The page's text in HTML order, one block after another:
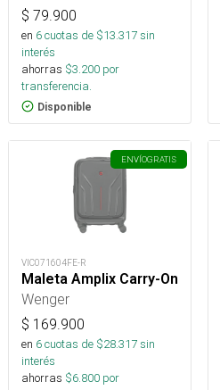
$ 79.900
en 6cuotas de $13.317sin
interés
ahorras $3.200 por
transferencia.
Disponible
ENVÍOGRATIS
VIC071604FE-R
Maleta Amplix Carry-On
Wenger
$ 169.900
en 6cuotas de $28.317sin
interés
ahorras $6.800 por